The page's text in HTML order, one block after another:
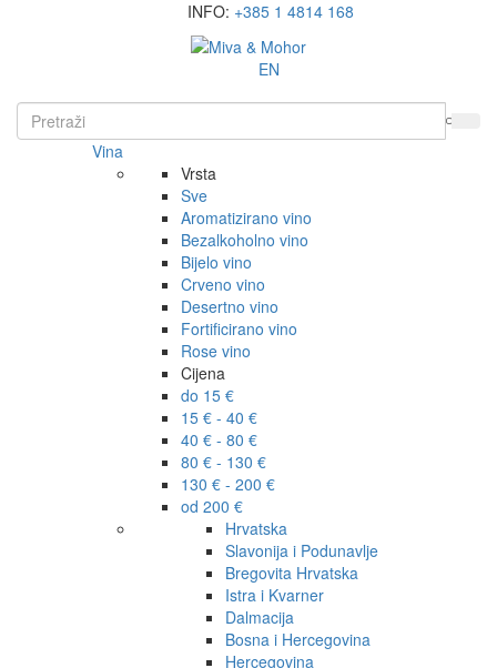
INFO: +385 1 4814 168
EN
Vina
Vrsta
Sve
Aromatizirano vino
Bezalkoholno vino
Bijelo vino
Crveno vino
Desertno vino
Fortificirano vino
Rose vino
Cijena
do 15 €
15 € - 40 €
40 € - 80 €
80 € - 130 €
130 € - 200 €
od 200 €
Hrvatska
Slavonija i Podunavlje
Bregovita Hrvatska
Istra i Kvarner
Dalmacija
Bosna i Hercegovina
Hercegovina